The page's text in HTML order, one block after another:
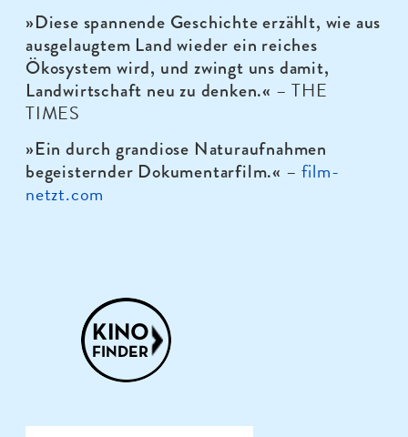
»Diese spannende Geschichte erzählt, wie aus
ausgelaugtem Land wieder ein reiches
Ökosystem wird, und zwingt uns damit,
Landwirtschaft neu zu denken.« – THE
TIMES
»Ein durch grandiose Naturaufnahmen
begeisternder Dokumentarfilm.« –film-
netzt.com